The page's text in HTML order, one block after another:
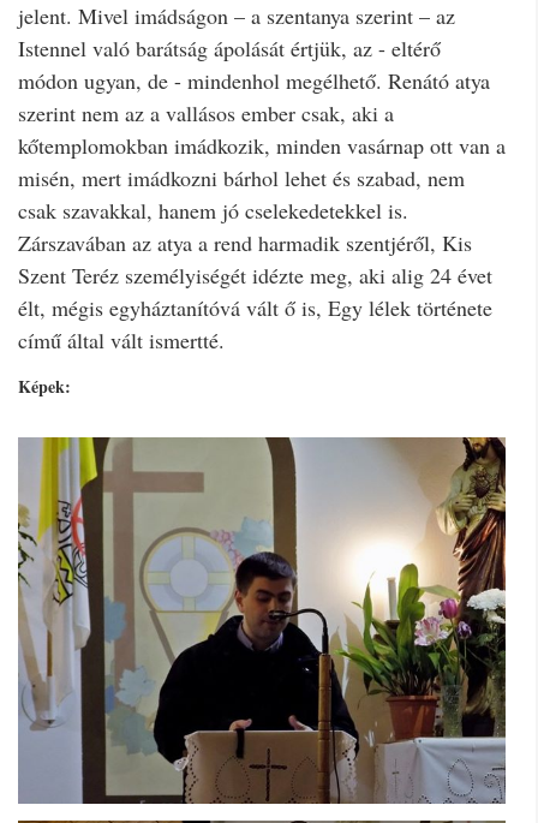
jelent. Mivel imádságon – a szentanya szerint – az
Istennel való barátság ápolását értjük, az - eltérő
módon ugyan, de - mindenhol megélhető. Renátó atya
szerint nem az a vallásos ember csak, aki a
kőtemplomokban imádkozik, minden vasárnap ott van a
misén, mert imádkozni bárhol lehet és szabad, nem
csak szavakkal, hanem jó cselekedetekkel is.
Zárszavában az atya a rend harmadik szentjéről, Kis
Szent Teréz személyiségét idézte meg, aki alig 24 évet
élt, mégis egyháztanítóvá vált ő is, Egy lélek története
című által vált ismertté.
Képek: